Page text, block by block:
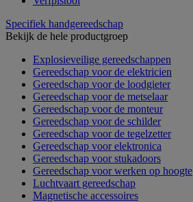
Specifiek handgereedschap
Bekijk de hele productgroep
Explosieveilige gereedschappen
Gereedschap voor de elektricien
Gereedschap voor de loodgieter
Gereedschap voor de metselaar
Gereedschap voor de monteur
Gereedschap voor de schilder
Gereedschap voor de tegelzetter
Gereedschap voor elektronica
Gereedschap voor stukadoors
Gereedschap voor werken op hoogte
Luchtvaart gereedschap
Magnetische accessoires